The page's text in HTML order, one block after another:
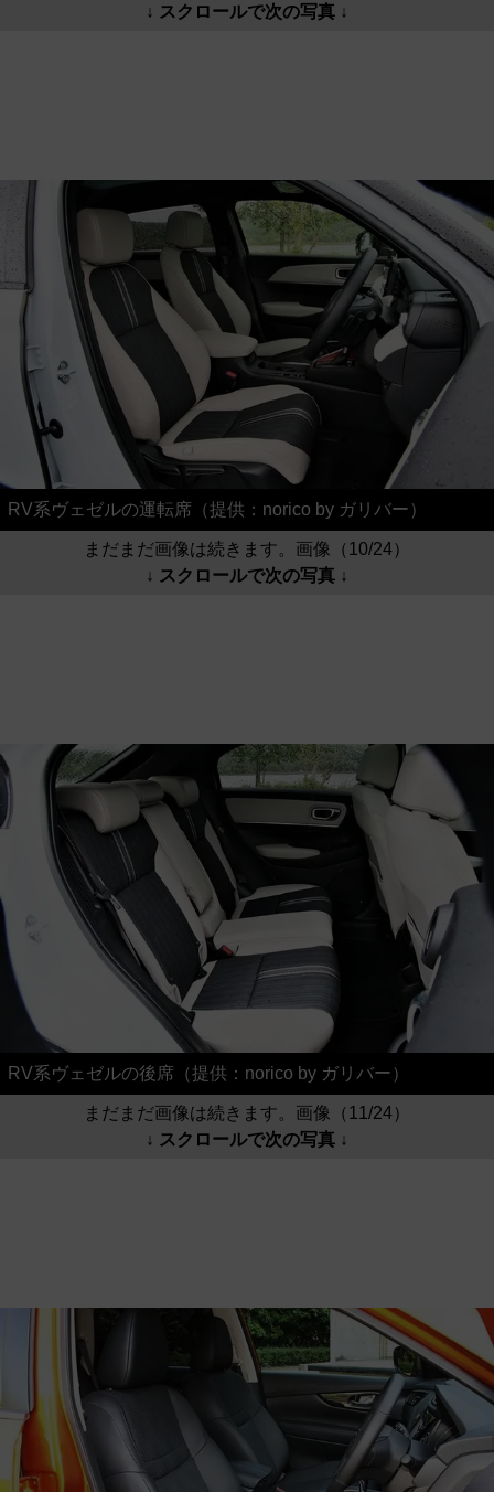
↓ スクロールで次の写真 ↓
RV系ヴェゼルの運転席（提供：norico by ガリバー）
まだまだ画像は続きます。画像（10/24）
↓ スクロールで次の写真 ↓
RV系ヴェゼルの後席（提供：norico by ガリバー）
まだまだ画像は続きます。画像（11/24）
↓ スクロールで次の写真 ↓